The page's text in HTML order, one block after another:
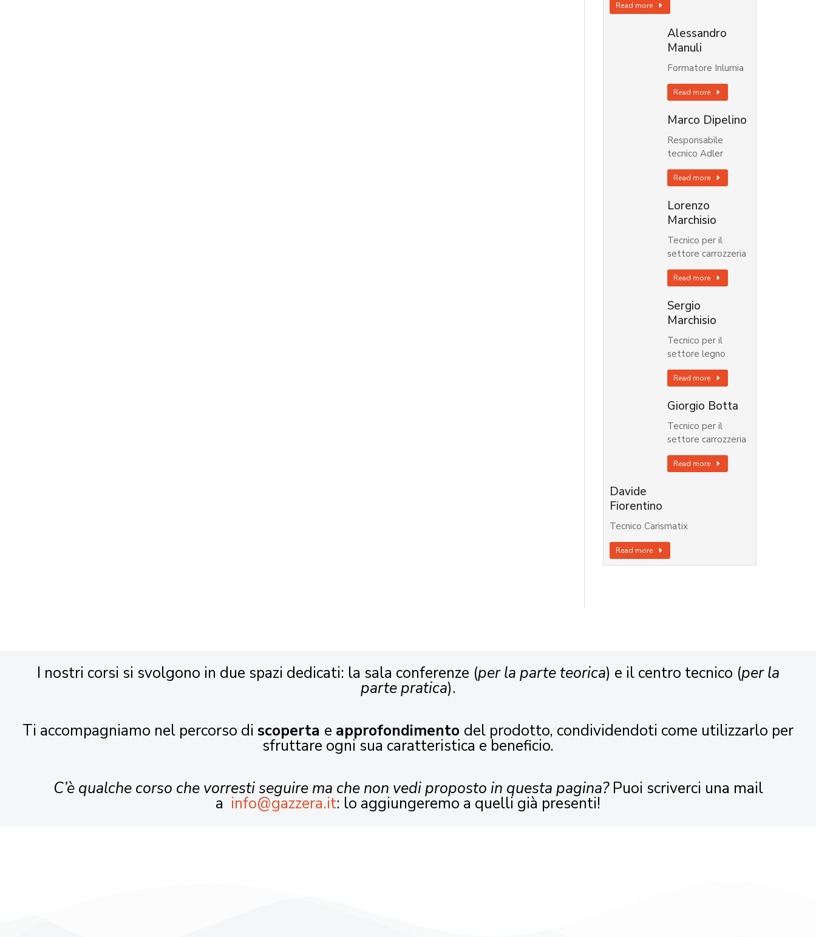
Read more
Alessandro
Manuli
Formatore Inlumia
Read more
Marco Dipelino
Responsabile
tecnico Adler
Read more
Lorenzo
Marchisio
Tecnico per il
settore carrozzeria
Read more
Sergio
Marchisio
Tecnico per il
settore legno
Read more
Giorgio Botta
Tecnico per il
settore carrozzeria
Read more
Davide
Fiorentino
Tecnico Carismatix
Read more
I nostri corsi si svolgono in due spazi dedicati: la sala conferenze (per la parte teorica) e il centro tecnico (per la
parte pratica).
Ti accompagniamo nel percorso di scoperta e approfondimento del prodotto, condividendoti come utilizzarlo per
sfruttare ogni sua caratteristica e beneficio.
C’è qualche corso che vorresti seguire ma che non vedi proposto in questa pagina?Puoi scriverci una mail
a info@gazzera.it: lo aggiungeremo a quelli già presenti!